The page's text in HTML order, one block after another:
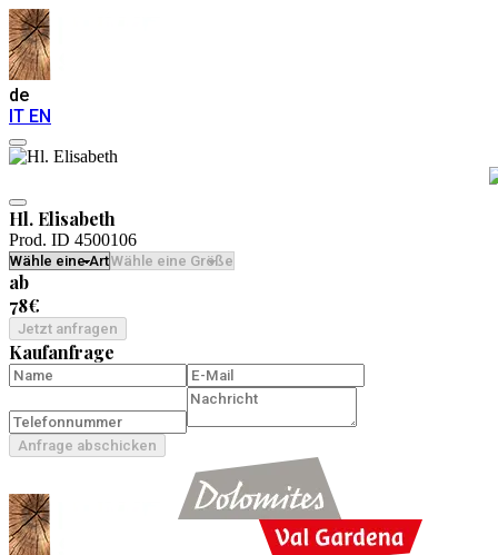
de
IT EN
Hl. Elisabeth
Prod. ID 4500106
ab
78€
Jetzt anfragen
Kaufanfrage
Anfrage abschicken